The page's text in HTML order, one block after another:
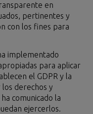
en
pertinentes y
con los fines para
implementado
para aplicar
el GDPR y la
derechos y
comunicado la
ejercerlos.